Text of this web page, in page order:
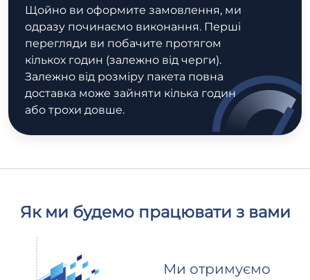
Щойно ви оформите замовлення, ми
одразу починаємо виконання. Перші
перегляди ви побачите протягом
кількох годин (залежно від черги).
Залежно від розміру пакета повна
доставка може зайняти кілька годин
або трохи довше.
Як ми будемо працювати з вами
Ми отримуємо